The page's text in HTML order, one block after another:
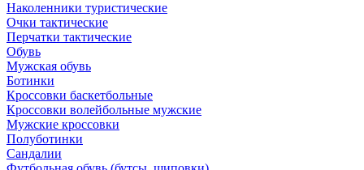
Наколенники туристические
Очки тактические
Перчатки тактические
Обувь
Мужская обувь
Ботинки
Кроссовки баскетбольные
Кроссовки волейбольные мужские
Мужские кроссовки
Полуботинки
Сандалии